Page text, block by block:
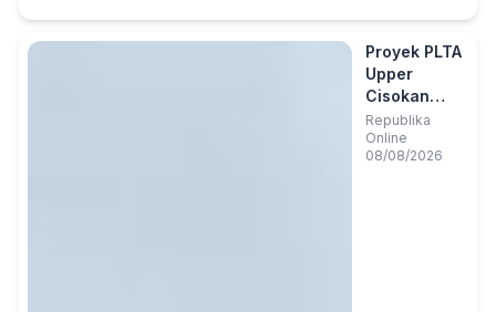
Proyek PLTA
Upper
Cisokan
Berkapasitas
4x260 MW
Berlanjut
Republika
Online
08/08/2026